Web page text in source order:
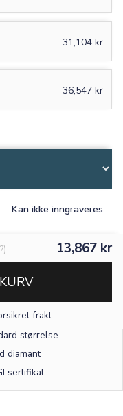
31,104 kr
36,547 kr
Kan ikke inngraveres
13,867 kr
frakt.
størrelse.
diamant
sertifikat.